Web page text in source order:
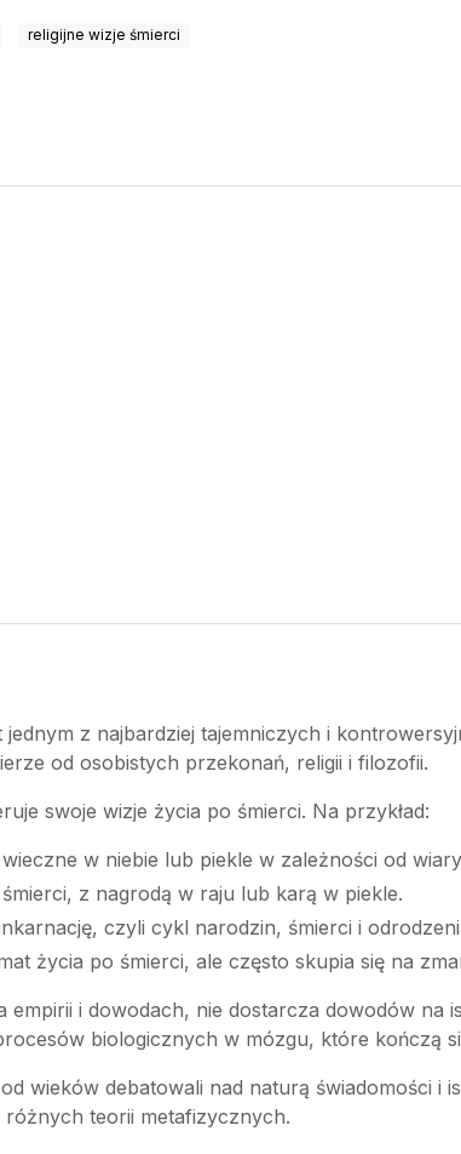
religijne wizje śmierci
z najbardziej tajemniczych i
od osobistych przekonań, religii i filozofii.
swoje wizje życia po śmierci. Na przykład:
w niebie lub piekle w zależności od
z nagrodą w raju lub karą w piekle.
czyli cykl narodzin, śmierci i
życia po śmierci, ale często skupia się na
empirii i dowodach, nie dostarcza dowodów na
biologicznych w mózgu, które kończą
wieków debatowali nad naturą świadomości i
różnych teorii metafizycznych.